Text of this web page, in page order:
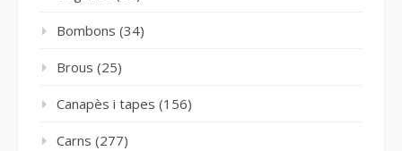
Bombons (34)
Brous (25)
Canapès i tapes (156)
Carns (277)